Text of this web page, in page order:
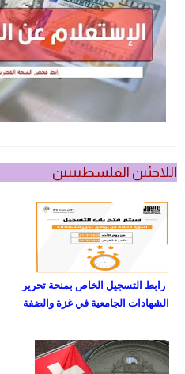
اللاجئين الفلسطينيين
رابط التسجيل الخاص بمنحة تحرير
الشهادات الجامعية في غزة والضفة